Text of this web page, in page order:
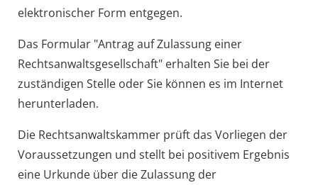
elektronischer Form entgegen.
Das Formular "Antrag auf Zulassung einer
Rechtsanwaltsgesellschaft" erhalten Sie bei der
zuständigen Stelle oder Sie können es im Internet
herunterladen.
Die Rechtsanwaltskammer prüft das Vorliegen der
Voraussetzungen und stellt bei positivem Ergebnis
eine Urkunde über die Zulassung der